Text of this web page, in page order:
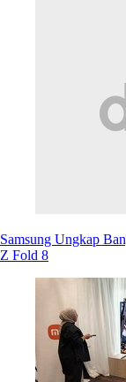
Samsung Ungkap
Z Fold 8